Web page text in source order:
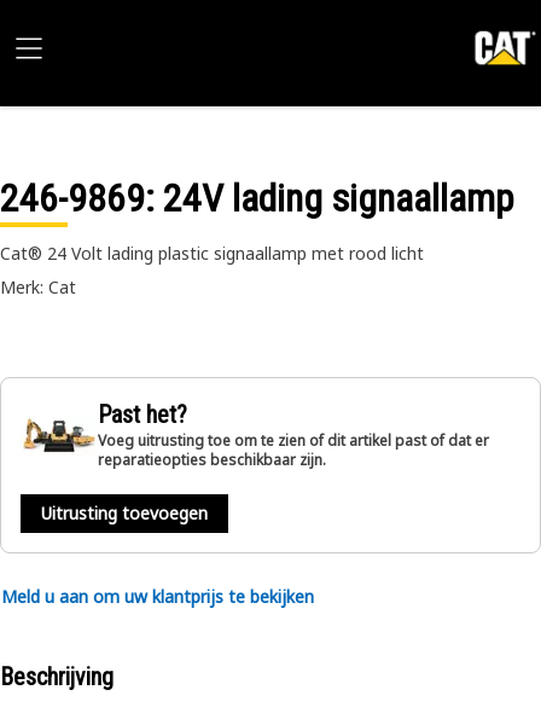
246-9869: 24V lading signaallamp
Cat® 24 Volt lading plastic signaallamp met rood licht
Merk: Cat
Past het?
Voeg uitrusting toe om te zien of dit artikel past of dat er
reparatieopties beschikbaar zijn.
Uitrusting toevoegen
Meld u aan om uw klantprijs te bekijken
Beschrijving